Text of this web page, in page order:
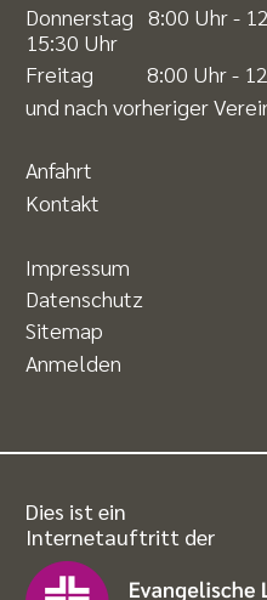
Donnerstag 8:00 Uhr -
15:30 Uhr
Freitag 8:00 Uhr -
und nach vorheriger
Anfahrt
Kontakt
Impressum
Datenschutz
Sitemap
Anmelden
Dies ist ein
Internetauftritt der